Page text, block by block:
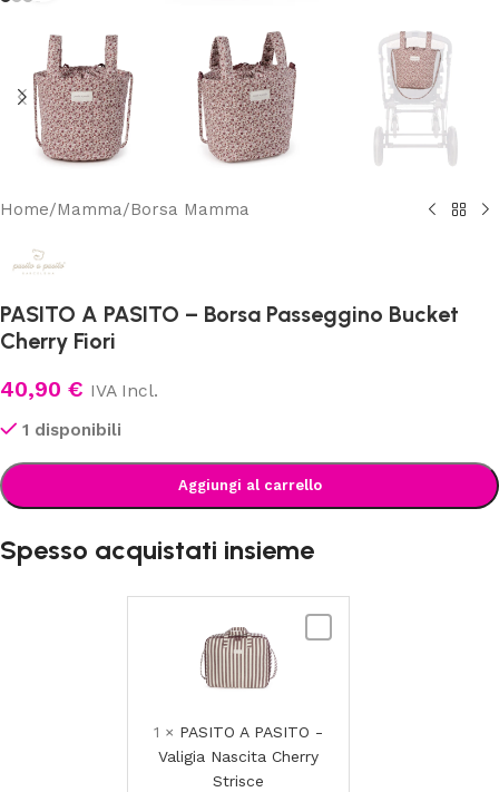
Home/Mamma/Borsa Mamma
PASITO A PASITO – Borsa Passeggino Bucket
Cherry Fiori
40,90 € IVA Incl.
1 disponibili
Aggiungi al carrello
Spesso acquistati insieme
Valigia
1 × PASITO A PASITO -
Valigia Nascita Cherry
Strisce